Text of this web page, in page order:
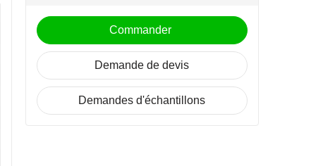
Commander
Demande de devis
Demandes d'échantillons